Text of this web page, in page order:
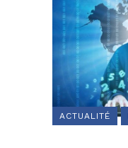
ACTUALITÉ